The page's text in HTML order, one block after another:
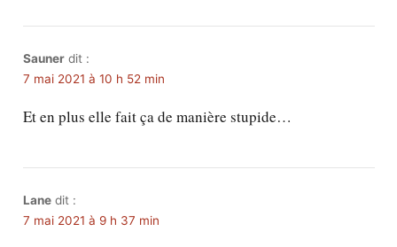
Sauner dit :
7 mai 2021 à 10 h 52 min
Et en plus elle fait ça de manière stupide…
Lane dit :
7 mai 2021 à 9 h 37 min